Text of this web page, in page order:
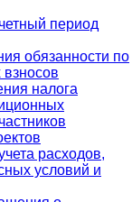
период
обязанности по
взносов
налога
расходов,
условий и